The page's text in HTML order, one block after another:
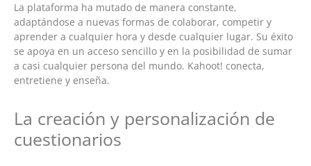
La plataforma ha mutado de manera constante,
adaptándose a nuevas formas de colaborar, competir y
aprender a cualquier hora y desde cualquier lugar. Su éxito
se apoya en un acceso sencillo y en la posibilidad de sumar
a casi cualquier persona del mundo. Kahoot! conecta,
entretiene y enseña.
La creación y personalización de
cuestionarios